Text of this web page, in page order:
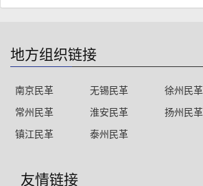
地方组织链接
南京民革 无锡民革
徐州民革
常州民革
淮安民革
扬州民革
镇江民革
泰州民革
友情链接